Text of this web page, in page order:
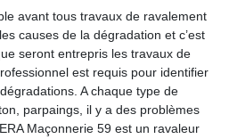
avant tous travaux de ravalement
causes de la dégradation et c’est
seront entrepris les travaux de
est requis pour identifier
A chaque type de
parpaings, il y a des problèmes
Maçonnerie 59 est un ravaleur